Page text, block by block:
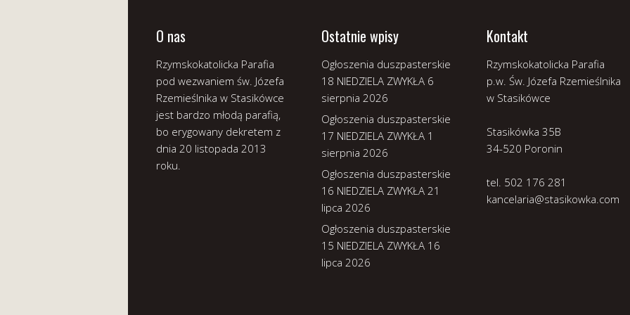
O nas
Rzymskokatolicka Parafia
pod wezwaniem św. Józefa
Rzemieślnika w Stasikówce
jest bardzo młodą parafią,
bo erygowany dekretem z
dnia 20 listopada 2013
roku.
Ostatnie wpisy
Ogłoszenia duszpasterskie
18 NIEDZIELA ZWYKŁA 6
sierpnia 2026
Ogłoszenia duszpasterskie
17 NIEDZIELA ZWYKŁA 1
sierpnia 2026
Ogłoszenia duszpasterskie
16 NIEDZIELA ZWYKŁA 21
lipca 2026
Ogłoszenia duszpasterskie
15 NIEDZIELA ZWYKŁA 16
lipca 2026
Kontakt
Rzymskokatolicka Parafia
p.w. Św. Józefa Rzemieślnika
w Stasikówce
Stasikówka 35B
34-520 Poronin
tel. 502 176 281
kancelaria@stasikowka.com